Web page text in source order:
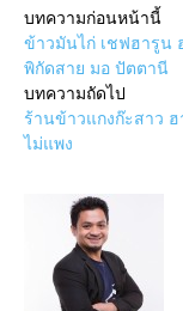
บทความก่อนหน้านี้
ข้าวมันไก่ เชฟฮารูน
พิกัดสาย มอ ปัตตานี
บทความถัดไป
ร้านข้าวแกงก๊ะสาว
ไม่แพง